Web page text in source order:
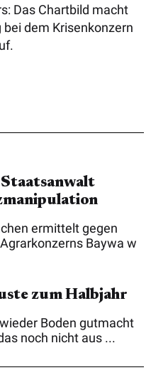
Das Chartbild macht
dem Krisenkonzern
ermittelt gegen
Baywa w
zum Halbjahr
Boden gutmacht
noch nicht aus ...